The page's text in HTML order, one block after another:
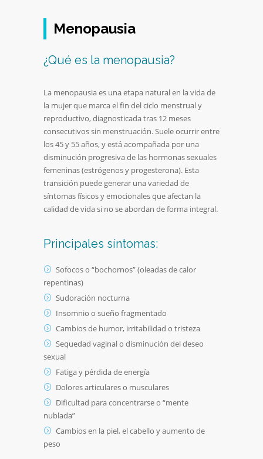
Menopausia
¿Qué es la menopausia?
La menopausia es una etapa natural en la vida de
la mujer que marca el fin del ciclo menstrual y
reproductivo, diagnosticada tras 12 meses
consecutivos sin menstruación. Suele ocurrir entre
los 45 y 55 años, y está acompañada por una
disminución progresiva de las hormonas sexuales
femeninas (estrógenos y progesterona). Esta
transición puede generar una variedad de
síntomas físicos y emocionales que afectan la
calidad de vida si no se abordan de forma integral.
Principales síntomas:
Sofocos o “bochornos” (oleadas de calor
repentinas)
Sudoración nocturna
Insomnio o sueño fragmentado
Cambios de humor, irritabilidad o tristeza
Sequedad vaginal o disminución del deseo
sexual
Fatiga y pérdida de energía
Dolores articulares o musculares
Dificultad para concentrarse o “mente
nublada”
Cambios en la piel, el cabello y aumento de
peso